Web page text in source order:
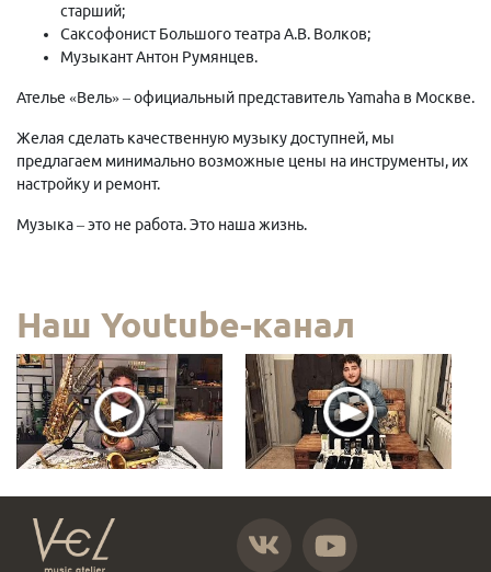
старший;
Саксофонист Большого театра А.В. Волков;
Музыкант Антон Румянцев.
Ателье «Вель» – официальный представитель Yamaha в Москве.
Желая сделать качественную музыку доступней, мы
предлагаем минимально возможные цены на инструменты, их
настройку и ремонт.
Музыка – это не работа. Это наша жизнь.
Наш Youtube-канал